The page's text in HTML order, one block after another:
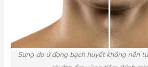
Sưng do ứ đọng bạch huyết không nên